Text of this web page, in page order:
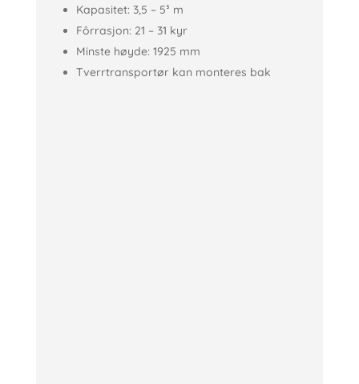
Kapasitet: 3,5 – 5³ m
Fôrrasjon: 21 – 31 kyr
Minste høyde: 1925 mm
Tverrtransportør kan monteres bak